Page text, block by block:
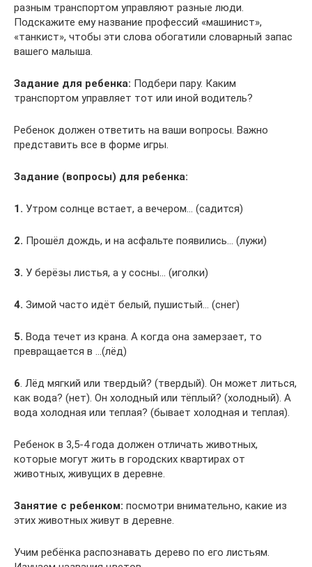
разным транспортом управляют разные люди.
Подскажите ему название профессий «машинист»,
«танкист», чтобы эти слова обогатили словарный запас
вашего малыша.
Задание для ребенка: Подбери пару. Каким
транспортом управляет тот или иной водитель?
Ребенок должен ответить на ваши вопросы. Важно
представить все в форме игры.
Задание (вопросы) для ребенка:
1. Утром солнце встает, а вечером… (садится)
2. Прошёл дождь, и на асфальте появились… (лужи)
3. У берёзы листья, а у сосны… (иголки)
4. Зимой часто идёт белый, пушистый… (снег)
5. Вода течет из крана. А когда она замерзает, то
превращается в …(лёд)
6. Лёд мягкий или твердый? (твердый). Он может литься,
как вода? (нет). Он холодный или тёплый? (холодный). А
вода холодная или теплая? (бывает холодная и теплая).
Ребенок в 3,5-4 года должен отличать животных,
которые могут жить в городских квартирах от
животных, живущих в деревне.
Занятие с ребенком: посмотри внимательно, какие из
этих животных живут в деревне.
Учим ребёнка распознавать дерево по его листьям.